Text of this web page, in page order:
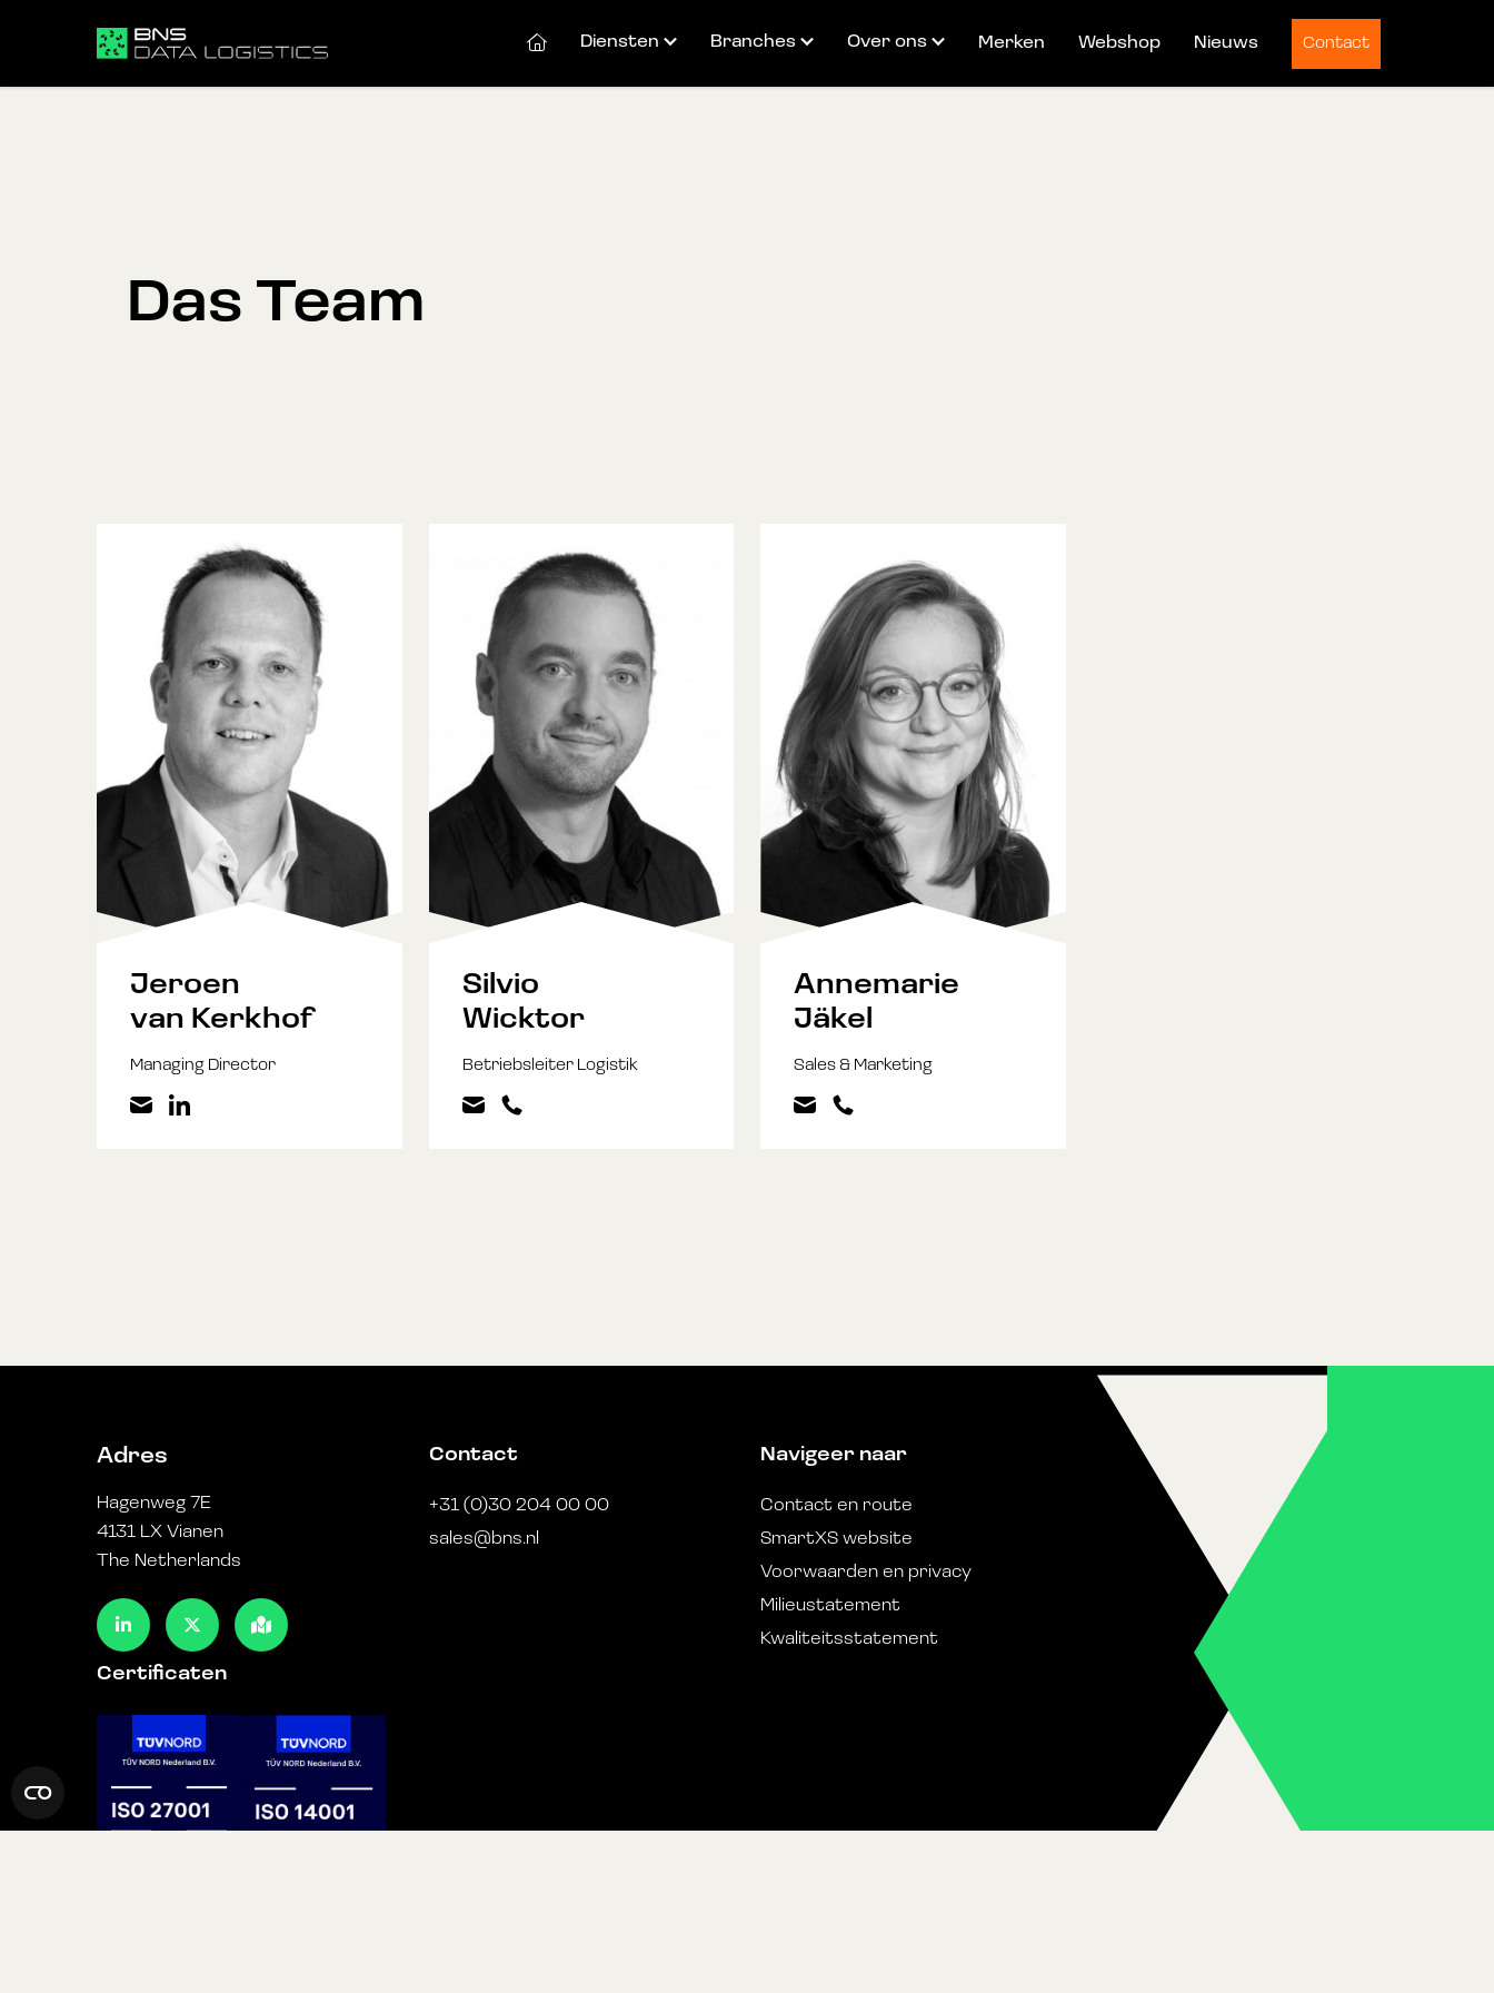
Diensten Branches Over ons Merken Webshop Nieuws Contact
Das Team
Jeroen
van Kerkhof
Managing Director
Silvio
Wicktor
Betriebsleiter Logistik
Annemarie
Jäkel
Sales & Marketing
Adres
Hagenweg 7E
4131 LX Vianen
The Netherlands
Contact
+31 (0)30 204 00 00
sales@bns.nl
Navigeer naar
Contact en route
SmartXS website
Voorwaarden en privacy
Milieustatement
Kwaliteitsstatement
Certificaten